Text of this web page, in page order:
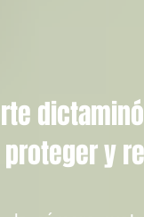
proteger y